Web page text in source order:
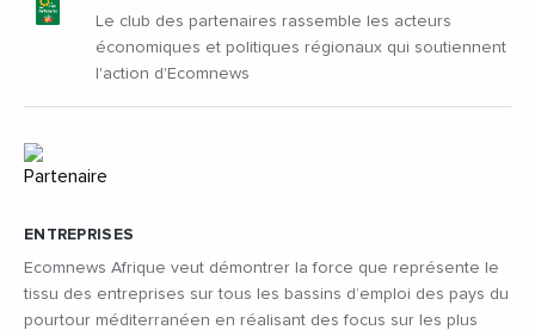
ENTREPRISES
Ecomnews Afrique veut démontrer la force que représente le
tissu des entreprises sur tous les bassins d’emploi des pays du
pourtour méditerranéen en réalisant des focus sur les plus
Le club des partenaires rassemble les acteurs
économiques et politiques régionaux qui soutiennent
l'action d'Ecomnews